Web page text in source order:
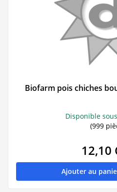
Biofarm pois chiches
Disponible
(999
12,10
Ajouter au